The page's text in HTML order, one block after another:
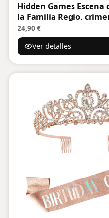
Hidden Games
la Familia Regio,
Juego de Mesa de
cooperativo, 1-6
en español.
24,90 €
Ver detalles